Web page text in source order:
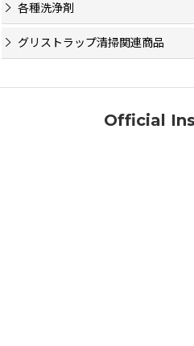
各種洗浄剤
グリストラップ清掃関連商品
Official